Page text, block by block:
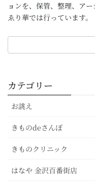
ョンを、保管、整理、ア
ゑり華では行っています。
カテゴリー
お誂え
きものdeさんぽ
きものクリニック
はなや 金沢百番街店